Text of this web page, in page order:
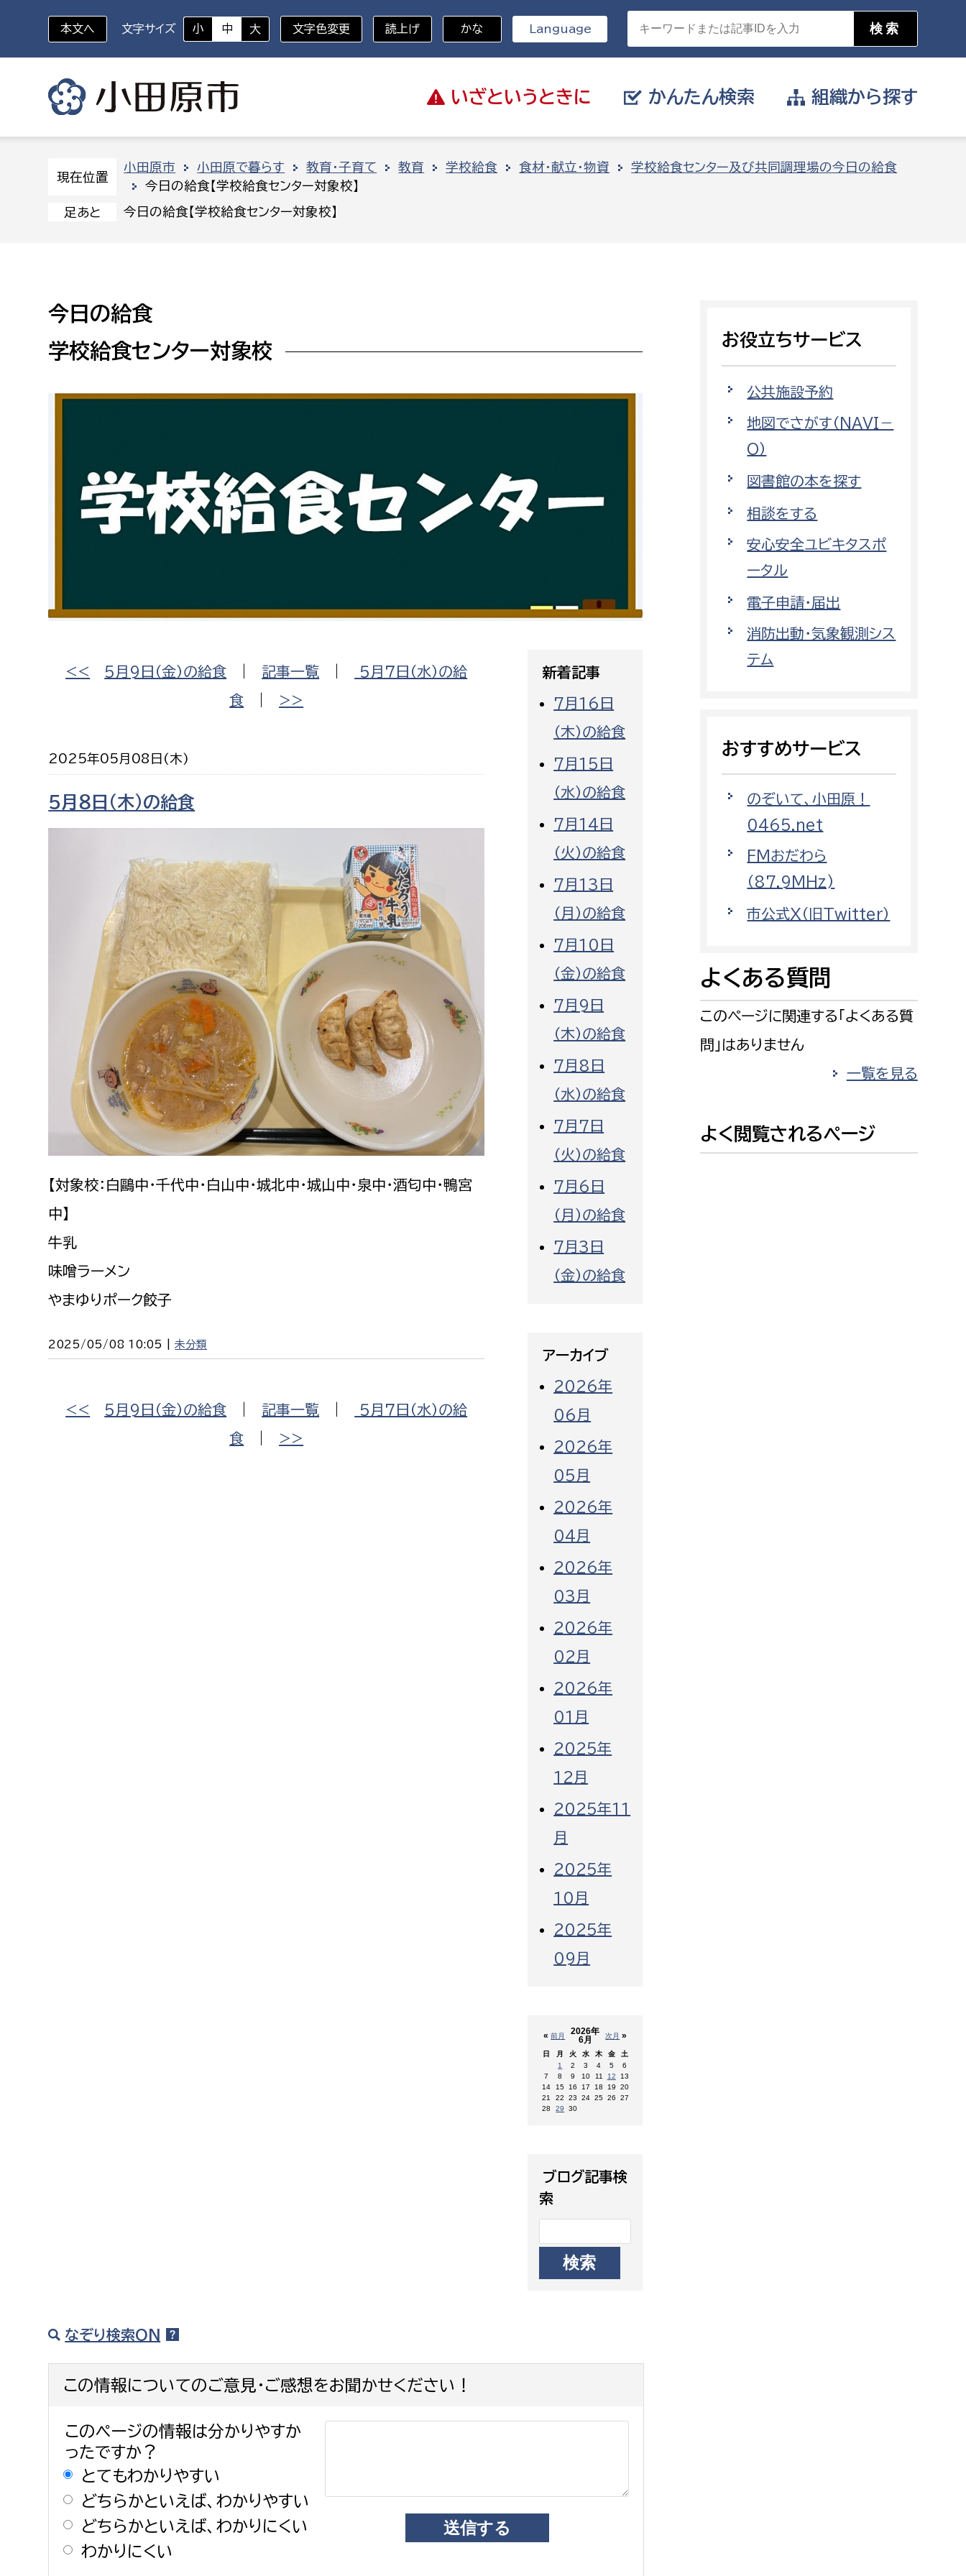
いざと いうときに
いざというときに
休日救急外来 防災・ハザードマップ
かんたん検索
対象者を選択
新生児・乳幼児
障がい者
求職者
ペット
分野を選択
都市基盤
観光
目的を選択
相談をしたい
働きたい
小田原のことを知りたい
イベント・講座などに参加したい
組織から探す
組織から探す
地域安全課
人権・男女共同参画課
戸籍住民課
生涯学習課
文化財課
図書館
環境部
環境政策課
ゼロカーボン推進課
環境保護課
環境事業センター
福祉健康部
生活援護課
保険課
子ども若者部
子ども若者支援課
保育課
経済部
観光課
農政課
水産海浜課
都市政策課
開発審査課
国県事業推進課
道水路整備課
みどり公園課
市立総合医療センター
患者サポートセンター
病院管理局：経営管理課
病院管理局：施設用度課
消防
消防総務課
予防課
警防計画課
消防課
警防第1課
上下水道局
経営総務課
給排水業務課
水道整備課
下水道整備課
浄水管理課
教育部
教育総務課
保健給食課
教育指導課
選挙管理委員会事務局
選挙管理委員会事務局
農業委員会事務局
農業委員会事務局
本文へ 文字サイズ 小 中 大 文字色変更 読上げ かな Language
現在位置
小田原市 小田原で暮らす 教育・子育て 教育 学校給食 食材・献立・物資
学校給食センター及び共同調理場の今日の給食
今日の給食【学校給食センター対象校】
足あと 今日の給食【学校給食センター対象校】
今日の給食
学校給食センター対象校
<< 5月9日（金）の給食 記事一覧
５月７日（水）の給
食
>>
2025年05月08日(木)
５月８日（木）の給食
【対象校：白鷗中・千代中・白山中・城北中・城山中・泉中・酒匂中・鴨宮
中】
牛乳
味噌ラーメン
やまゆりポーク餃子
2025/05/08 10:05 |未分類
<< 5月9日（金）の給食 記事一覧
５月７日（水）の給
食
>>
新着記事
7月16日
（木）の給食
7月15日
（水）の給食
7月14日
（火）の給食
7月13日
（月）の給食
7月10日
（金）の給食
7月9日
（木）の給食
7月8日
（水）の給食
7月7日
（火）の給食
7月6日
（月）の給食
7月3日
（金）の給食
アーカイブ
2026年
06月
2026年
05月
2026年
04月
2026年
03月
2026年
02月
2026年
01月
2025年
12月
2025年11
月
2025年
10月
2025年
09月
«前月 次月 »
2026年
6月
日 月 火 水 木 金
土
1
2 3 4 5
6
7
8 9 10 11 12
13
14
15 16 17 18 19
20
21
22 23 24 25 26
27
28
29 30
ブログ記事検
索
なぞり検索ON
この情報についてのご意見・ご感想をお聞かせください！
このページの情報は分かりやすか
ったですか？
とてもわかりやすい
どちらかといえば、わかりやすい
どちらかといえば、わかりにくい
わかりにくい
お役立ちサービス
公共施設予約
地図でさがす（NAVI－
O）
図書館の本を探す
相談をする
安心安全ユビキタスポ
ータル
電子申請・届出
消防出動・気象観測シス
テム
おすすめサービス
のぞいて、小田原！
0465.net
FMおだわら
（87.9MHz)
市公式X（旧Twitter）
よくある質問
このページに関連する「よくある質
問」はありません
一覧を見る
よく閲覧されるページ